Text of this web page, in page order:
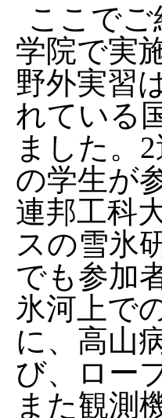
ここでご
学院で実
野外実習
れている
ました。
の学生が
連邦工科
スの雪氷
でも参加
氷河上で
に、高山
び、ロー
また観測